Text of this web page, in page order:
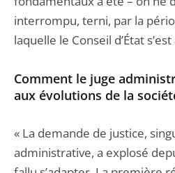
interrompu, terni, par la
laquelle le Conseil d’État
Comment le juge
aux évolutions de la
« La demande de justice,
administrative, a explosé